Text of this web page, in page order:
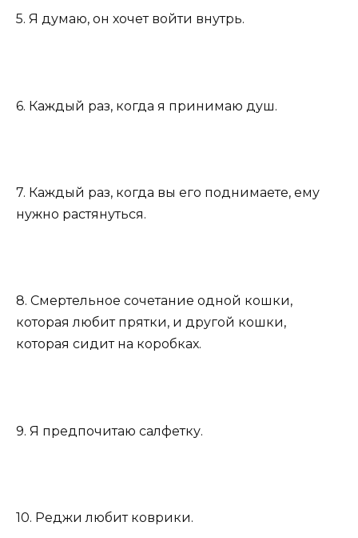
5. Я думаю, он хочет войти внутрь.
6. Каждый раз, когда я принимаю душ.
7. Каждый раз, когда вы его поднимаете, ему
нужно растянуться.
8. Смертельное сочетание одной кошки,
которая любит прятки, и другой кошки,
которая сидит на коробках.
9. Я предпочитаю салфетку.
10. Реджи любит коврики.